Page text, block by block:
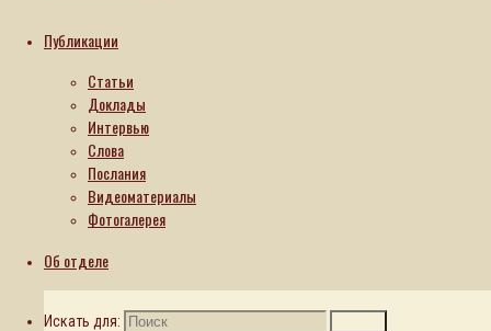
Публикации
Статьи
Доклады
Интервью
Слова
Послания
Видеоматериалы
Фотогалерея
Об отделе
Искать для:
Искать для:
Поиск
Вселенское православие
Монашеский постригОбзор монастырских сайтов
Служение ближнимЭконому на заметку